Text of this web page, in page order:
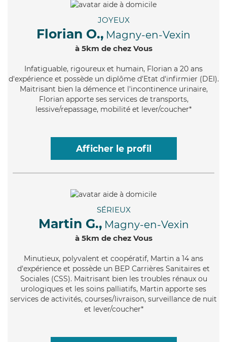
JOYEUX
Florian O., Magny-en-Vexin
à 5km de chez Vous
Infatiguable, rigoureux et humain, Florian a 20 ans
d'expérience et possède un diplôme d'Etat d'infirmier (DEI).
Maitrisant bien la démence et l'incontinence urinaire,
Florian apporte ses services de transports,
lessive/repassage, mobilité et lever/coucher*
Afficher le profil
SÉRIEUX
Martin G., Magny-en-Vexin
à 5km de chez Vous
Minutieux, polyvalent et coopératif, Martin a 14 ans
d'expérience et possède un BEP Carrières Sanitaires et
Sociales (CSS). Maitrisant bien les troubles rénaux ou
urologiques et les soins palliatifs, Martin apporte ses
services de activités, courses/livraison, surveillance de nuit
et lever/coucher*